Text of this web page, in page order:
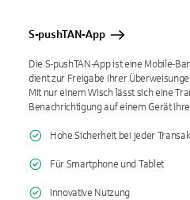
S-pushTAN-App
Die S-pushTAN-App ist eine Mobile-
dient zur Freigabe Ihrer
Mit nur einem Wisch lässt sich eine
Benachrichtigung auf einem Gerät
Hohe Sicherheit bei jeder
Für Smart­phone und Tablet
Innovative Nutzung